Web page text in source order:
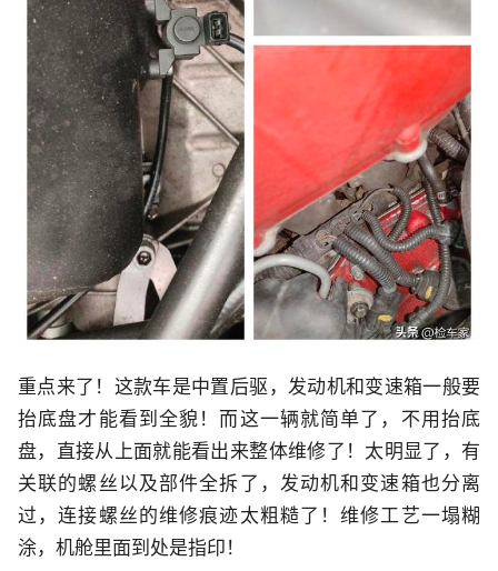
重点来了！这款车是中置后驱，发动机和变速箱一般要
抬底盘才能看到全貌！而这一辆就简单了，不用抬底
盘，直接从上面就能看出来整体维修了！太明显了，有
关联的螺丝以及部件全拆了，发动机和变速箱也分离
过，连接螺丝的维修痕迹太粗糙了！维修工艺一塌糊
涂，机舱里面到处是指印！